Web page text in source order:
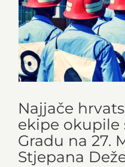
Najjače
ekipe okupile
Gradu na 27.
Stjepana